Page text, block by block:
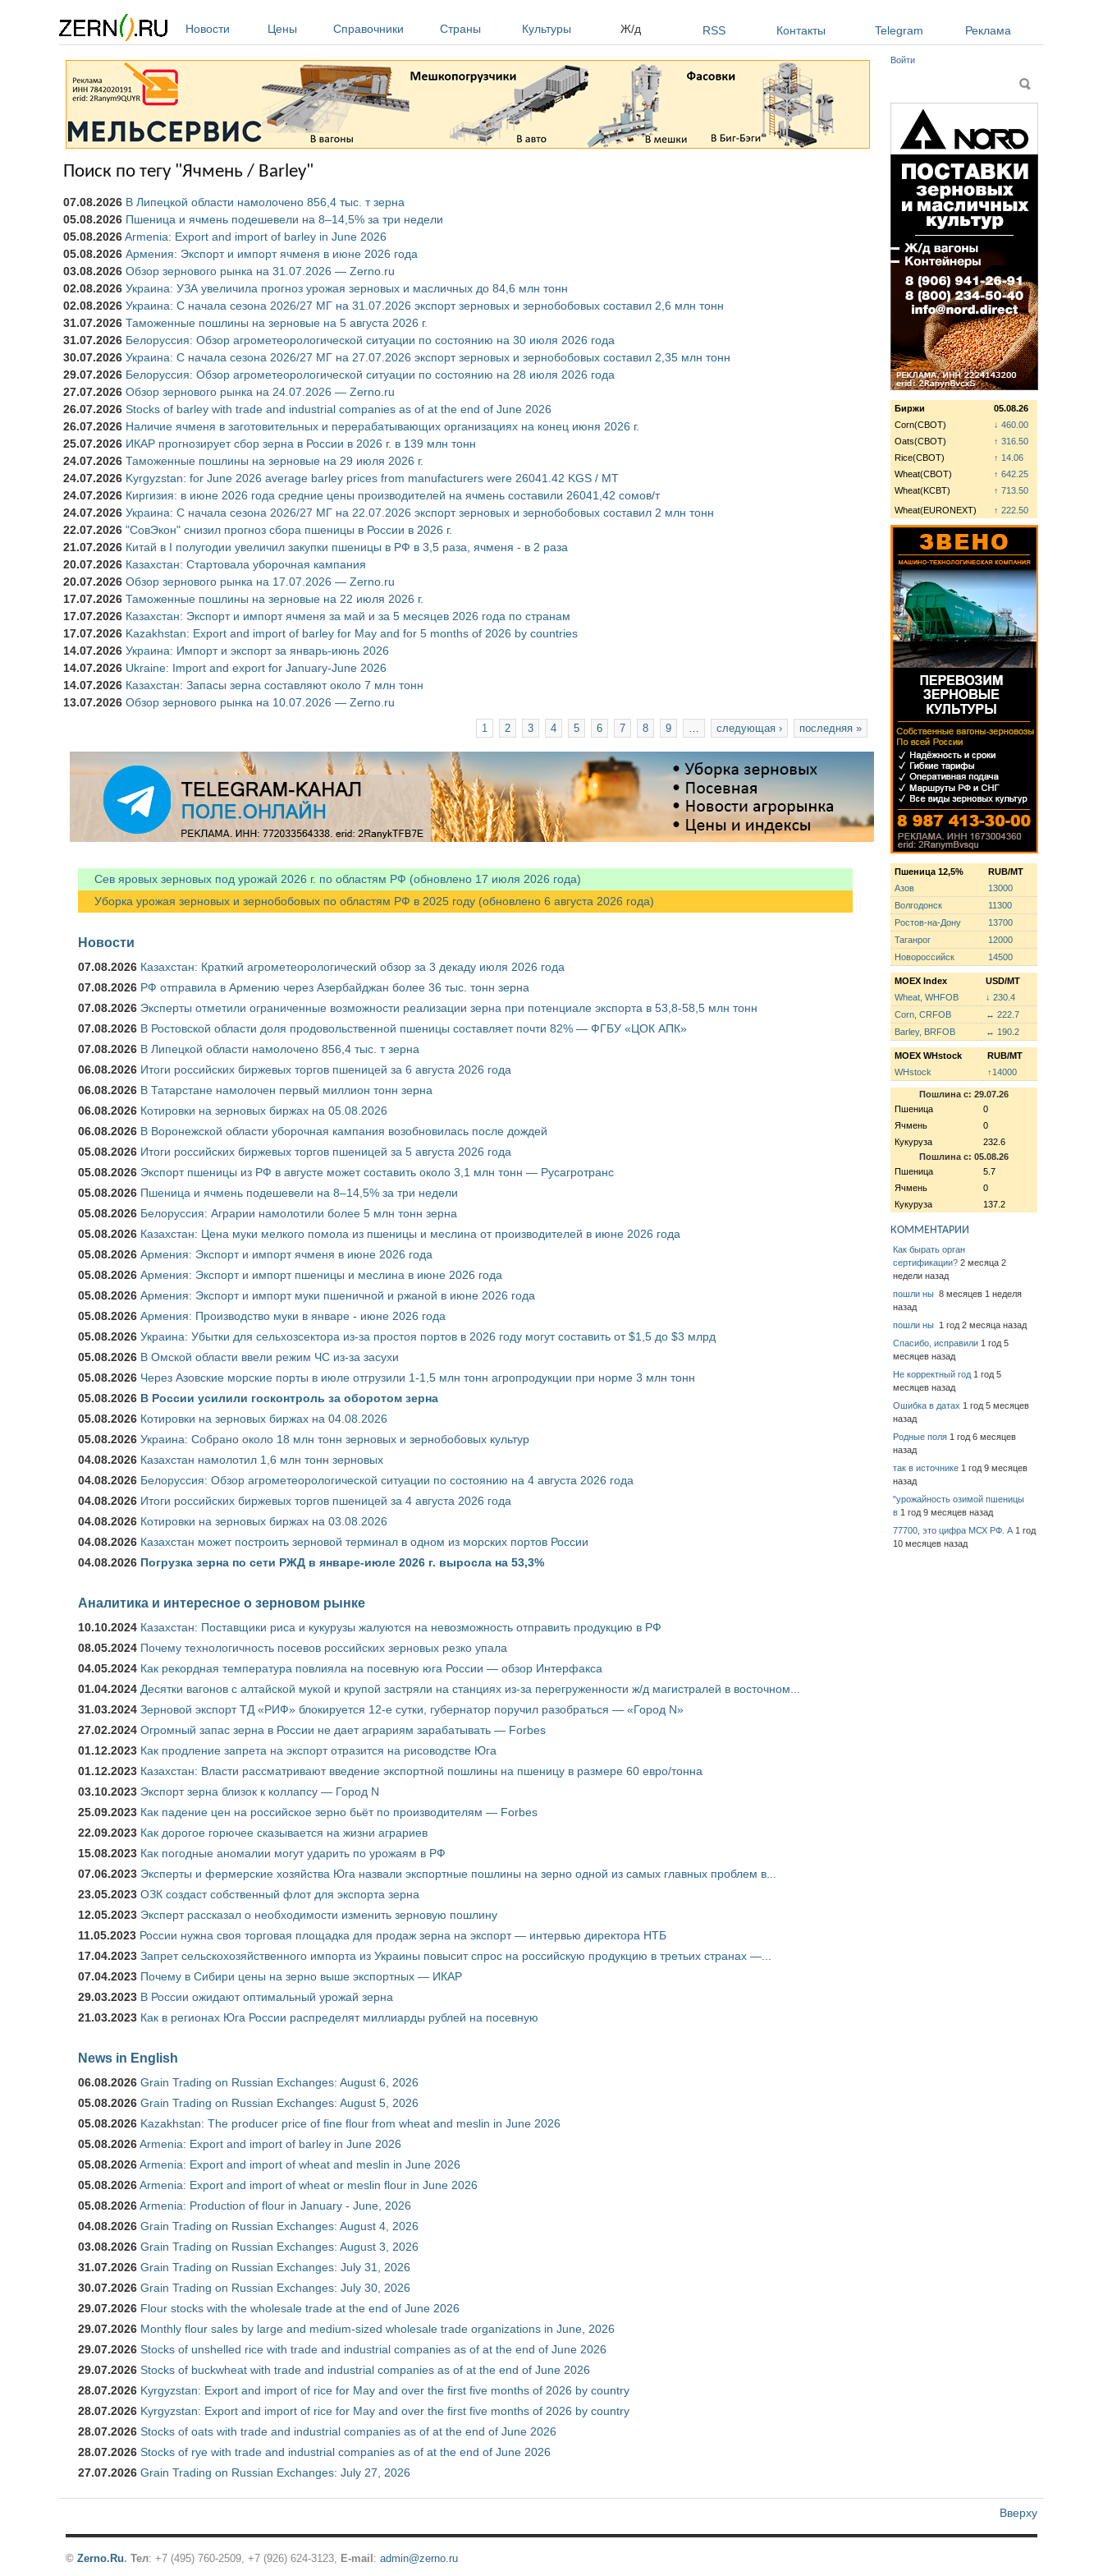
Новости
Цены Справочники Страны Культуры Ж/д RSS Контакты Telegram Реклама
Поиск по тегу "Ячмень / Barley"
07.08.2026 В Липецкой области намолочено 856,4 тыс. т зерна
05.08.2026 Пшеница и ячмень подешевели на 8–14,5% за три недели
05.08.2026Armenia: Export and import of barley in June 2026
05.08.2026 Армения: Экспорт и импорт ячменя в июне 2026 года
03.08.2026 Обзор зернового рынка на 31.07.2026 — Zerno.ru
02.08.2026 Украина: УЗА увеличила прогноз урожая зерновых и масличных до 84,6 млн тонн
02.08.2026 Украина: С начала сезона 2026/27 МГ на 31.07.2026 экспорт зерновых и зернобобовых составил 2,6 млн тонн
31.07.2026 Таможенные пошлины на зерновые на 5 августа 2026 г.
31.07.2026 Белоруссия: Обзор агрометеорологической ситуации по состоянию на 30 июля 2026 года
30.07.2026 Украина: С начала сезона 2026/27 МГ на 27.07.2026 экспорт зерновых и зернобобовых составил 2,35 млн тонн
29.07.2026 Белоруссия: Обзор агрометеорологической ситуации по состоянию на 28 июля 2026 года
27.07.2026 Обзор зернового рынка на 24.07.2026 — Zerno.ru
26.07.2026 Stocks of barley with trade and industrial companies as of at the end of June 2026
26.07.2026 Наличие ячменя в заготовительных и перерабатывающих организациях на конец июня 2026 г.
25.07.2026 ИКАР прогнозирует сбор зерна в России в 2026 г. в 139 млн тонн
24.07.2026 Таможенные пошлины на зерновые на 29 июля 2026 г.
24.07.2026 Kyrgyzstan: for June 2026 average barley prices from manufacturers were 26041.42 KGS / MT
24.07.2026 Киргизия: в июне 2026 года средние цены производителей на ячмень составили 26041,42 сомов/т
24.07.2026 Украина: С начала сезона 2026/27 МГ на 22.07.2026 экспорт зерновых и зернобобовых составил 2 млн тонн
22.07.2026 "СовЭкон" снизил прогноз сбора пшеницы в России в 2026 г.
21.07.2026 Китай в I полугодии увеличил закупки пшеницы в РФ в 3,5 раза, ячменя - в 2 раза
20.07.2026 Казахстан: Стартовала уборочная кампания
20.07.2026 Обзор зернового рынка на 17.07.2026 — Zerno.ru
17.07.2026 Таможенные пошлины на зерновые на 22 июля 2026 г.
17.07.2026 Казахстан: Экспорт и импорт ячменя за май и за 5 месяцев 2026 года по странам
17.07.2026 Kazakhstan: Export and import of barley for May and for 5 months of 2026 by countries
14.07.2026 Украина: Импорт и экспорт за январь-июнь 2026
14.07.2026 Ukraine: Import and export for January-June 2026
14.07.2026 Казахстан: Запасы зерна составляют около 7 млн тонн
13.07.2026 Обзор зернового рынка на 10.07.2026 — Zerno.ru
1 2 3 4 5 6 7 8 9 следующая › последняя »
Сев яровых зерновых под урожай 2026 г. по областям РФ (обновлено 17 июля 2026 года)
Уборка урожая зерновых и зернобобовых по областям РФ в 2025 году (обновлено 6 августа 2026 года)
Новости
07.08.2026 Казахстан: Краткий агрометеорологический обзор за 3 декаду июля 2026 года
07.08.2026 РФ отправила в Армению через Азербайджан более 36 тыс. тонн зерна
07.08.2026 Эксперты отметили ограниченные возможности реализации зерна при потенциале экспорта в 53,8-58,5 млн тонн
07.08.2026 В Ростовской области доля продовольственной пшеницы составляет почти 82% — ФГБУ «ЦОК АПК»
07.08.2026 В Липецкой области намолочено 856,4 тыс. т зерна
06.08.2026 Итоги российских биржевых торгов пшеницей за 6 августа 2026 года
06.08.2026 В Татарстане намолочен первый миллион тонн зерна
06.08.2026 Котировки на зерновых биржах на 05.08.2026
06.08.2026 В Воронежской области уборочная кампания возобновилась после дождей
05.08.2026 Итоги российских биржевых торгов пшеницей за 5 августа 2026 года
05.08.2026 Экспорт пшеницы из РФ в августе может составить около 3,1 млн тонн — Русагротранс
05.08.2026 Пшеница и ячмень подешевели на 8–14,5% за три недели
05.08.2026 Белоруссия: Аграрии намолотили более 5 млн тонн зерна
05.08.2026 Казахстан: Цена муки мелкого помола из пшеницы и меслина от производителей в июне 2026 года
05.08.2026 Армения: Экспорт и импорт ячменя в июне 2026 года
05.08.2026 Армения: Экспорт и импорт пшеницы и меслина в июне 2026 года
05.08.2026 Армения: Экспорт и импорт муки пшеничной и ржаной в июне 2026 года
05.08.2026 Армения: Производство муки в январе - июне 2026 года
05.08.2026 Украина: Убытки для сельхозсектора из-за простоя портов в 2026 году могут составить от $1,5 до $3 млрд
05.08.2026 В Омской области ввели режим ЧС из-за засухи
05.08.2026 Через Азовские морские порты в июле отгрузили 1-1,5 млн тонн агропродукции при норме 3 млн тонн
05.08.2026 В России усилили госконтроль за оборотом зерна
05.08.2026 Котировки на зерновых биржах на 04.08.2026
05.08.2026 Украина: Собрано около 18 млн тонн зерновых и зернобобовых культур
04.08.2026 Казахстан намолотил 1,6 млн тонн зерновых
04.08.2026 Белоруссия: Обзор агрометеорологической ситуации по состоянию на 4 августа 2026 года
04.08.2026 Итоги российских биржевых торгов пшеницей за 4 августа 2026 года
04.08.2026 Котировки на зерновых биржах на 03.08.2026
04.08.2026 Казахстан может построить зерновой терминал в одном из морских портов России
04.08.2026 Погрузка зерна по сети РЖД в январе-июле 2026 г. выросла на 53,3%
Аналитика и интересное о зерновом рынке
10.10.2024 Казахстан: Поставщики риса и кукурузы жалуются на невозможность отправить продукцию в РФ
08.05.2024 Почему технологичность посевов российских зерновых резко упала
04.05.2024 Как рекордная температура повлияла на посевную юга России — обзор Интерфакса
01.04.2024 Десятки вагонов с алтайской мукой и крупой застряли на станциях из-за перегруженности ж/д магистралей в восточном...
31.03.2024 Зерновой экспорт ТД «РИФ» блокируется 12-е сутки, губернатор поручил разобраться — «Город N»
27.02.2024 Огромный запас зерна в России не дает аграриям зарабатывать — Forbes
01.12.2023 Как продление запрета на экспорт отразится на рисоводстве Юга
01.12.2023 Казахстан: Власти рассматривают введение экспортной пошлины на пшеницу в размере 60 евро/тонна
03.10.2023 Экспорт зерна близок к коллапсу — Город N
25.09.2023 Как падение цен на российское зерно бьёт по производителям — Forbes
22.09.2023 Как дорогое горючее сказывается на жизни аграриев
15.08.2023 Как погодные аномалии могут ударить по урожаям в РФ
07.06.2023 Эксперты и фермерские хозяйства Юга назвали экспортные пошлины на зерно одной из самых главных проблем в...
23.05.2023 ОЗК создаст собственный флот для экспорта зерна
12.05.2023 Эксперт рассказал о необходимости изменить зерновую пошлину
11.05.2023 России нужна своя торговая площадка для продаж зерна на экспорт — интервью директора НТБ
17.04.2023 Запрет сельскохозяйственного импорта из Украины повысит спрос на российскую продукцию в третьих странах —...
07.04.2023 Почему в Сибири цены на зерно выше экспортных — ИКАР
29.03.2023 В России ожидают оптимальный урожай зерна
21.03.2023 Как в регионах Юга России распределят миллиарды рублей на посевную
News in English
06.08.2026 Grain Trading on Russian Exchanges: August 6, 2026
05.08.2026 Grain Trading on Russian Exchanges: August 5, 2026
05.08.2026 Kazakhstan: The producer price of fine flour from wheat and meslin in June 2026
05.08.2026Armenia: Export and import of barley in June 2026
05.08.2026Armenia: Export and import of wheat and meslin in June 2026
05.08.2026Armenia: Export and import of wheat or meslin flour in June 2026
05.08.2026Armenia: Production of flour in January - June, 2026
04.08.2026 Grain Trading on Russian Exchanges: August 4, 2026
03.08.2026 Grain Trading on Russian Exchanges: August 3, 2026
31.07.2026 Grain Trading on Russian Exchanges: July 31, 2026
30.07.2026 Grain Trading on Russian Exchanges: July 30, 2026
29.07.2026 Flour stocks with the wholesale trade at the end of June 2026
29.07.2026 Monthly flour sales by large and medium-sized wholesale trade organizations in June, 2026
29.07.2026 Stocks of unshelled rice with trade and industrial companies as of at the end of June 2026
29.07.2026 Stocks of buckwheat with trade and industrial companies as of at the end of June 2026
28.07.2026 Kyrgyzstan: Export and import of rice for May and over the first five months of 2026 by country
28.07.2026 Kyrgyzstan: Export and import of rice for May and over the first five months of 2026 by country
28.07.2026 Stocks of oats with trade and industrial companies as of at the end of June 2026
28.07.2026 Stocks of rye with trade and industrial companies as of at the end of June 2026
27.07.2026 Grain Trading on Russian Exchanges: July 27, 2026
Войти
Поиск
Биржи
05.08.26
Corn(CBOT)
↓ 460.00
Oats(CBOT)
↑ 316.50
Rice(CBOT)
↑ 14.06
Wheat(CBOT)
↑ 642.25
Wheat(KCBT)
↑ 713.50
Wheat(EURONEXT)
↑ 222.50
Пшеница 12,5%
RUB/MT
Азов
13000
Волгодонск
11300
Ростов-на-Дону
13700
Таганрог
12000
Новороссийск
14500
MOEX Index
USD/MT
Wheat, WHFOB
↓ 230.4
Corn, CRFOB
↔ 222.7
Barley, BRFOB
↔ 190.2
MOEX WHstock
RUB/MT
WHstock
↑14000
Пошлина с: 29.07.26
Пшеница
0
Ячмень
0
Кукуруза
232.6
Пошлина с: 05.08.26
Пшеница
5.7
Ячмень
0
Кукуруза
137.2
КОММЕНТАРИИ
Как бырать орган
сертификации? 2 месяца 2
недели назад
пошли ны 8 месяцев 1 неделя
назад
пошли ны 1 год 2 месяца назад
Спасибо, исправили 1 год 5
месяцев назад
Не корректный год 1 год 5
месяцев назад
Ошибка в датах 1 год 5 месяцев
назад
Родные поля 1 год 6 месяцев
назад
так в источнике 1 год 9 месяцев
назад
"урожайность озимой пшеницы
в 1 год 9 месяцев назад
77700, это цифра МСХ РФ. А 1 год
10 месяцев назад
Вверху
© Zerno.Ru. Тел: +7 (495) 760-2509, +7 (926) 624-3123, E-mail : admin@zerno.ru